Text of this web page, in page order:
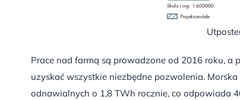
Prace nad farmą są prowadzone od 2016 roku, a
uzyskać wszystkie niezbędne pozwolenia.
odnawialnych o 1,8 TWh rocznie, co odpowiada